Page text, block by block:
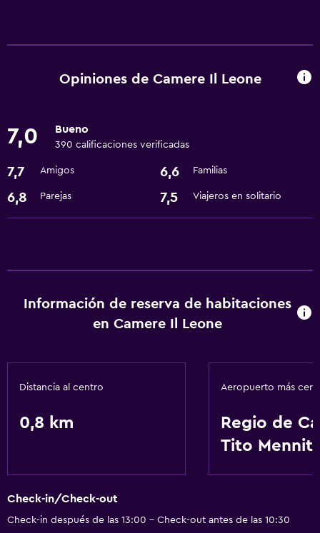
Opiniones de Camere Il Leone
7,0 Bueno
390 calificaciones verificadas
7,7 Amigos 6,6 Familias
6,8 Parejas 7,5 Viajeros en solitario
Información de reserva de habitaciones
en Camere Il Leone
Distancia al centro
0,8 km
Aeropuerto más
Regio de
Tito Menniti
Check-in/Check-out
Check-in después de las 13:00 - Check-out antes de las 10:30